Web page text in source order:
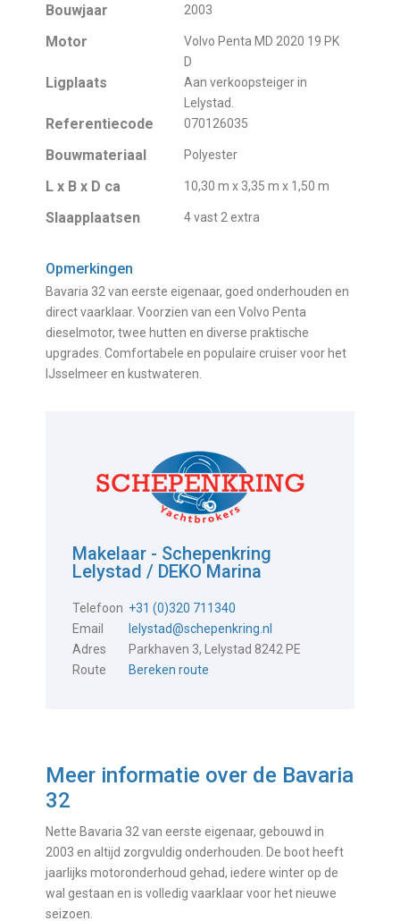
Bouwjaar 2003
Motor
Volvo Penta MD 2020 19 PK
D
Ligplaats
Aan verkoopsteiger in
Lelystad.
Referentiecode 070126035
Bouwmateriaal Polyester
L x B x D ca 10,30 m x 3,35 m x 1,50 m
Slaapplaatsen 4 vast 2 extra
Opmerkingen
Bavaria 32 van eerste eigenaar, goed onderhouden en
direct vaarklaar. Voorzien van een Volvo Penta
dieselmotor, twee hutten en diverse praktische
upgrades. Comfortabele en populaire cruiser voor het
IJsselmeer en kustwateren.
Makelaar - Schepenkring
Lelystad / DEKO Marina
Telefoon +31 (0)320 711340
Email
lelystad@schepenkring.nl
Adres
Parkhaven 3, Lelystad 8242 PE
Route
Bereken route
Meer informatie over de Bavaria
32
Nette Bavaria 32 van eerste eigenaar, gebouwd in
2003 en altijd zorgvuldig onderhouden. De boot heeft
jaarlijks motoronderhoud gehad, iedere winter op de
wal gestaan en is volledig vaarklaar voor het nieuwe
seizoen.